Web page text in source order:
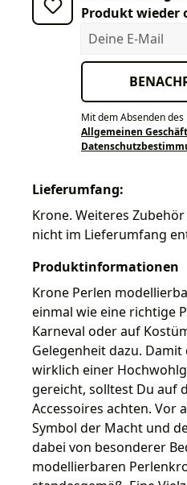
Produkt wieder
Deine E-Mail
Mit dem Absenden
Allgemeinen
Lieferumfang:
Krone. Weiteres
nicht im Lieferumfang
Produktinformationen
Krone Perlen
einmal wie eine richtige
Karneval oder auf
Gelegenheit dazu.
wirklich einer
gereicht, solltest Du auf
Accessoires achten. Vor
Symbol der Macht und
dabei von besonderer
modellierbaren